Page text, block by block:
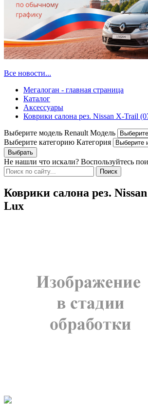
Все новости...
Мегалоган - главная страница
Каталог
Аксессуары
Коврики салона рез. Nissan X-Trail
Выберите модель Renault Модель
Выберите категорию Категория
Не нашли что искали? Воспользуйтесь
Коврики салона рез.
Lux